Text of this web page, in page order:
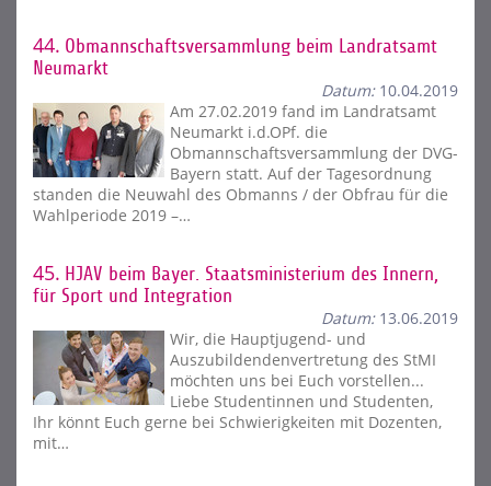
44. Obmannschaftsversammlung beim Landratsamt
Neumarkt
Datum:10.04.2019
Am 27.02.2019 fand im Landratsamt
Neumarkt i.d.OPf. die
Obmannschaftsversammlung der DVG-
Bayern statt. Auf der Tagesordnung
standen die Neuwahl des Obmanns / der Obfrau für die
Wahlperiode 2019 –…
45. HJAV beim Bayer. Staatsministerium des Innern,
für Sport und Integration
Datum:13.06.2019
Wir, die Hauptjugend- und
Auszubildendenvertretung des StMI
möchten uns bei Euch vorstellen...
Liebe Studentinnen und Studenten,
Ihr könnt Euch gerne bei Schwierigkeiten mit Dozenten,
mit…